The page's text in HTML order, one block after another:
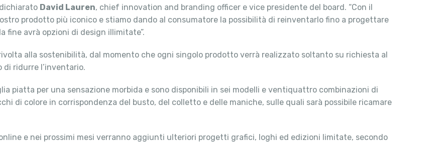
David Lauren, chief innovation and branding officer e vice presidente del board. “Con il
prodotto più iconico e stiamo dando al consumatore la possibilità di reinventarlo fino a progettare
fine avrà opzioni di design illimitate”.
alla sostenibilità, dal momento che ogni singolo prodotto verrà realizzato soltanto su richiesta al
di ridurre l’inventario.
piatta per una sensazione morbida e sono disponibili in sei modelli e ventiquattro combinazioni di
di colore in corrispondenza del busto, del colletto e delle maniche, sulle quali sarà possibile ricamare
e nei prossimi mesi verranno aggiunti ulteriori progetti grafici, loghi ed edizioni limitate, secondo